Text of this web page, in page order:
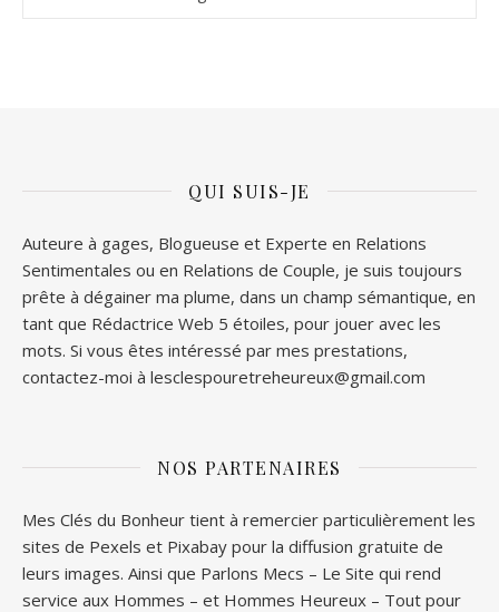
QUI SUIS-JE
Auteure à gages, Blogueuse et Experte en Relations
Sentimentales ou en Relations de Couple, je suis toujours
prête à dégainer ma plume, dans un champ sémantique, en
tant que Rédactrice Web 5 étoiles, pour jouer avec les
mots. Si vous êtes intéressé par mes prestations,
contactez-moi à lesclespouretreheureux@gmail.com
NOS PARTENAIRES
Mes Clés du Bonheur tient à remercier particulièrement les
sites de Pexels et Pixabay pour la diffusion gratuite de
leurs images. Ainsi que Parlons Mecs – Le Site qui rend
service aux Hommes – et Hommes Heureux – Tout pour